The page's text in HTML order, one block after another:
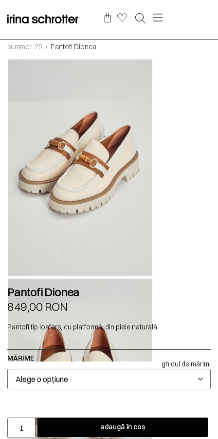
summer '25 Pantofi Dionea
Pantofi Dionea
849,00 RON
Pantofi tip loafers, cu platformă, din piele naturală.
MĂRIME
ghidul de mărimi
adaugă în coș